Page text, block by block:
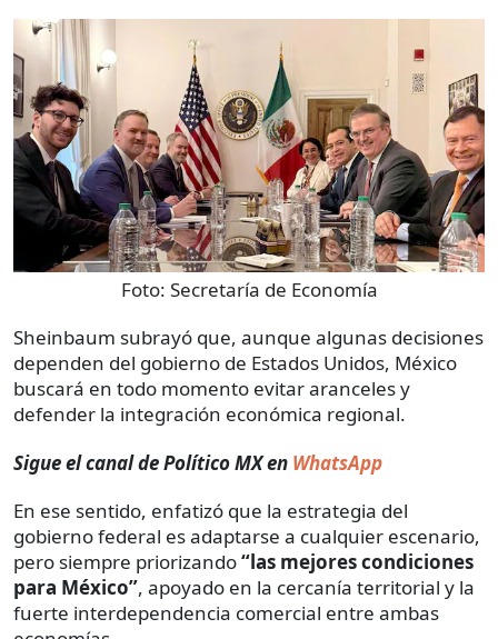
Foto: Secretaría de Economía
Sheinbaum subrayó que, aunque algunas decisiones
dependen del gobierno de Estados Unidos, México
buscará en todo momento evitar aranceles y
defender la integración económica regional.
Sigue el canal de Político MX en WhatsApp
En ese sentido, enfatizó que la estrategia del
gobierno federal es adaptarse a cualquier escenario,
pero siempre priorizando“las mejores condiciones
para México”, apoyado en la cercanía territorial y la
fuerte interdependencia comercial entre ambas